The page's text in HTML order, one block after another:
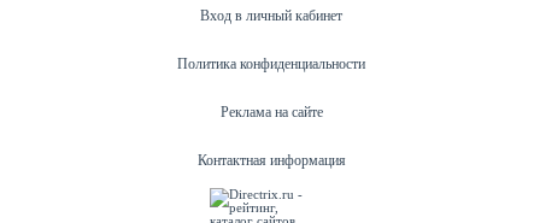
Вход в личный кабинет
Политика конфиденциальности
Реклама на сайте
Контактная информация